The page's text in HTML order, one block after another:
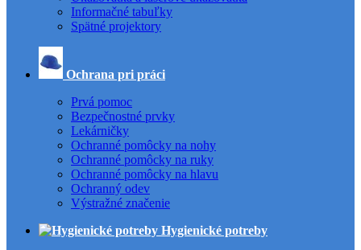
Informačné tabuľky
Spätné projektory
Ochrana pri práci
Prvá pomoc
Bezpečnostné prvky
Lekárničky
Ochranné pomôcky na nohy
Ochranné pomôcky na ruky
Ochranné pomôcky na hlavu
Ochranný odev
Výstražné značenie
Hygienické potreby